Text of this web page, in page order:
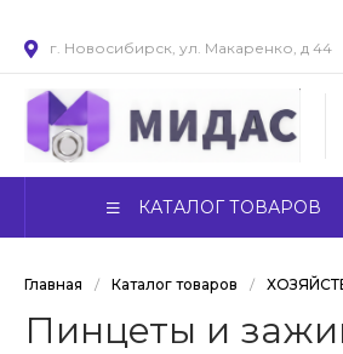
г. Новосибирск, ул. Макаренко, д 44
КАТАЛОГ ТОВАРОВ
Главная / Каталог товаров /
Пинцеты и